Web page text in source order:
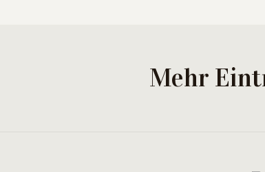
Mehr